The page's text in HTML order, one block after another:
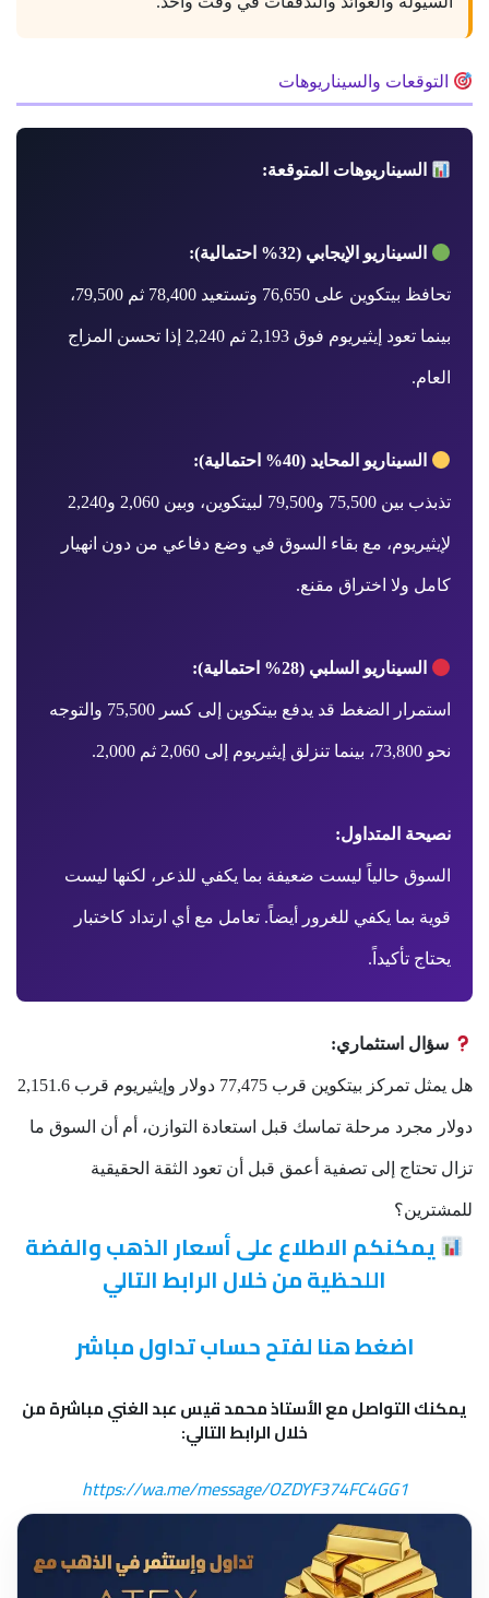
التوقعات والسيناريوهات
السيناريوهات المتوقعة:
السيناريو الإيجابي (32% احتمالية):
تحافظ بيتكوين على 76,650 وتستعيد 78,400 ثم 79,500،
بينما تعود إيثيريوم فوق 2,193 ثم 2,240 إذا تحسن المزاج
العام.
السيناريو المحايد (40% احتمالية):
تذبذب بين 75,500 و79,500 لبيتكوين، وبين 2,060 و2,240
لإيثيريوم، مع بقاء السوق في وضع دفاعي من دون انهيار
كامل ولا اختراق مقنع.
السيناريو السلبي (28% احتمالية):
استمرار الضغط قد يدفع بيتكوين إلى كسر 75,500 والتوجه
نحو 73,800، بينما تنزلق إيثيريوم إلى 2,060 ثم 2,000.
نصيحة المتداول:
السوق حالياً ليست ضعيفة بما يكفي للذعر، لكنها ليست
قوية بما يكفي للغرور أيضاً. تعامل مع أي ارتداد كاختبار
يحتاج تأكيداً.
سؤال استثماري:
هل يمثل تمركز بيتكوين قرب 77,475 دولار وإيثيريوم قرب 2,151.6
دولار مجرد مرحلة تماسك قبل استعادة التوازن، أم أن السوق ما
تزال تحتاج إلى تصفية أعمق قبل أن تعود الثقة الحقيقية
للمشترين؟
يمكنكم الاطلاع على أسعار الذهب والفضة
اللحظية من خلال الرابط التالي
اضغط هنا لفتح حساب تداول مباشر
يمكنك التواصل مع الأستاذ محمد قيس عبد الغني مباشرة من
خلال الرابط التالي:
https://wa.me/message/OZDYF374FC4GG1